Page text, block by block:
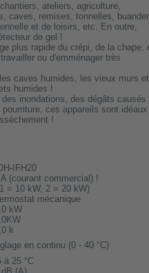
chantiers, ateliers, agriculture,
caves, remises, tonnelles,
et de loisirs, etc. En outre,
de gel !
plus rapide du crépi, de la chape,
ou d'emménager très
caves humides, les vieux murs et
humides !
inondations, des dégâts causés
ces appareils sont idéaux
!
IFH20
A (courant commercial) !
= 10 kW, 2 = 20 kW)
mécanique
kW
k
en continu (0 - 40 °C)
à 25 °C